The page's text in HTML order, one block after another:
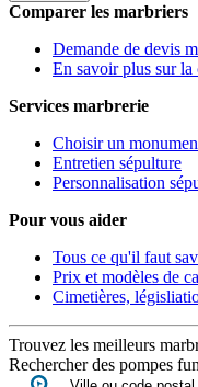
Comparer les marbriers
Demande de devis
En savoir plus sur
Services marbrerie
Choisir un
Entretien sépulture
Personnalisation
Pour vous aider
Tous ce qu'il faut
Prix et modèles de
Cimetières,
Trouvez les meilleurs
Rechercher des pompes